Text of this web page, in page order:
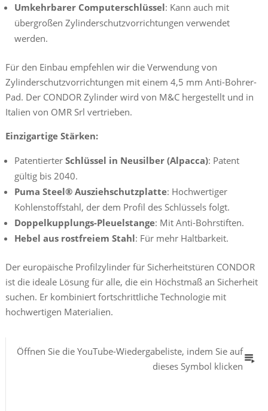
Umkehrbarer Computerschlüssel: Kann auch mit
übergroßen Zylinderschutzvorrichtungen verwendet
werden.
Für den Einbau empfehlen wir die Verwendung von
Zylinderschutzvorrichtungen mit einem 4,5 mm Anti-Bohrer-
Pad. Der CONDOR Zylinder wird von M&C hergestellt und in
Italien von OMR Srl vertrieben.
Einzigartige Stärken:
Patentierter Schlüssel in Neusilber (Alpacca): Patent
gültig bis 2040.
Puma Steel® Ausziehschutzplatte: Hochwertiger
Kohlenstoffstahl, der dem Profil des Schlüssels folgt.
Doppelkupplungs-Pleuelstange: Mit Anti-Bohrstiften.
Hebel aus rostfreiem Stahl: Für mehr Haltbarkeit.
Der europäische Profilzylinder für Sicherheitstüren CONDOR
ist die ideale Lösung für alle, die ein Höchstmaß an Sicherheit
suchen. Er kombiniert fortschrittliche Technologie mit
hochwertigen Materialien.
Öffnen Sie die YouTube-Wiedergabeliste, indem Sie auf
dieses Symbol klicken